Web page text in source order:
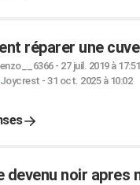
réparer une
- 27 juil. 2019 à 17:51
Joycrest - 31 oct. 2025 à 10:02
devenu noir apres